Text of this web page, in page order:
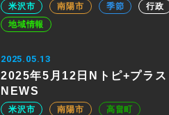
米沢市 南陽市 季節
行政
地域情報
2025.05.13
2025年5月12日Nトピ+プラス
NEWS
米沢市 南陽市
高畠町